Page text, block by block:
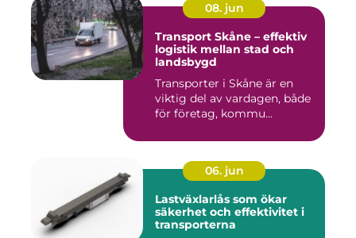
08. jun
Transport Skåne – effektiv
logistik mellan stad och
landsbygd
Transporter i Skåne är en
viktig del av vardagen, både
för företag, kommu...
06. jun
Lastväxlarlås som ökar
säkerhet och effektivitet i
transporterna